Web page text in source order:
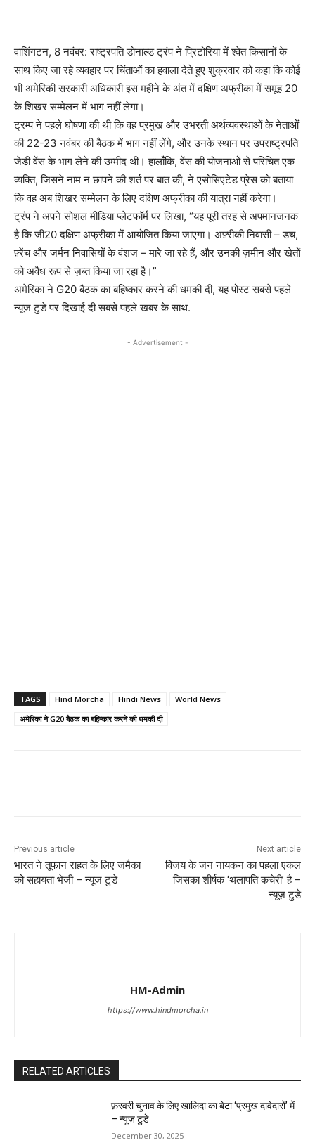
वाशिंगटन, 8 नवंबर: राष्ट्रपति डोनाल्ड ट्रंप ने प्रिटोरिया में श्वेत किसानों के
साथ किए जा रहे व्यवहार पर चिंताओं का हवाला देते हुए शुक्रवार को कहा कि कोई
भी अमेरिकी सरकारी अधिकारी इस महीने के अंत में दक्षिण अफ्रीका में समूह 20
के शिखर सम्मेलन में भाग नहीं लेगा।
ट्रम्प ने पहले घोषणा की थी कि वह प्रमुख और उभरती अर्थव्यवस्थाओं के नेताओं
की 22-23 नवंबर की बैठक में भाग नहीं लेंगे, और उनके स्थान पर उपराष्ट्रपति
जेडी वेंस के भाग लेने की उम्मीद थी। हालाँकि, वेंस की योजनाओं से परिचित एक
व्यक्ति, जिसने नाम न छापने की शर्त पर बात की, ने एसोसिएटेड प्रेस को बताया
कि वह अब शिखर सम्मेलन के लिए दक्षिण अफ्रीका की यात्रा नहीं करेगा।
ट्रंप ने अपने सोशल मीडिया प्लेटफॉर्म पर लिखा, “यह पूरी तरह से अपमानजनक
है कि जी20 दक्षिण अफ्रीका में आयोजित किया जाएगा। अफ़्रीकी निवासी – डच,
फ़्रेंच और जर्मन निवासियों के वंशज – मारे जा रहे हैं, और उनकी ज़मीन और खेतों
को अवैध रूप से ज़ब्त किया जा रहा है।”
अमेरिका ने G20 बैठक का बहिष्कार करने की धमकी दी, यह पोस्ट सबसे पहले
न्यूज टुडे पर दिखाई दी सबसे पहले खबर के साथ.
- Advertisement -
TAGS Hind Morcha Hindi News
World News
अमेरिका ने G20 बैठक का बहिष्कार करने की धमकी दी
Previous article
भारत ने तूफान राहत के लिए जमैका
को सहायता भेजी – न्यूज टुडे
Next article
विजय के जन नायकन का पहला एकल
जिसका शीर्षक ‘थलापति कचेरी’ है –
न्यूज़ टुडे
HM-Admin
https://www.hindmorcha.in
RELATED ARTICLES
फ़रवरी चुनाव के लिए खालिदा का बेटा ‘प्रमुख दावेदारों’ में
– न्यूज़ टुडे
December 30, 2025